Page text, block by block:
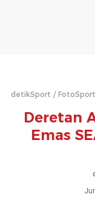
detikSport FotoSport
Deretan
Emas